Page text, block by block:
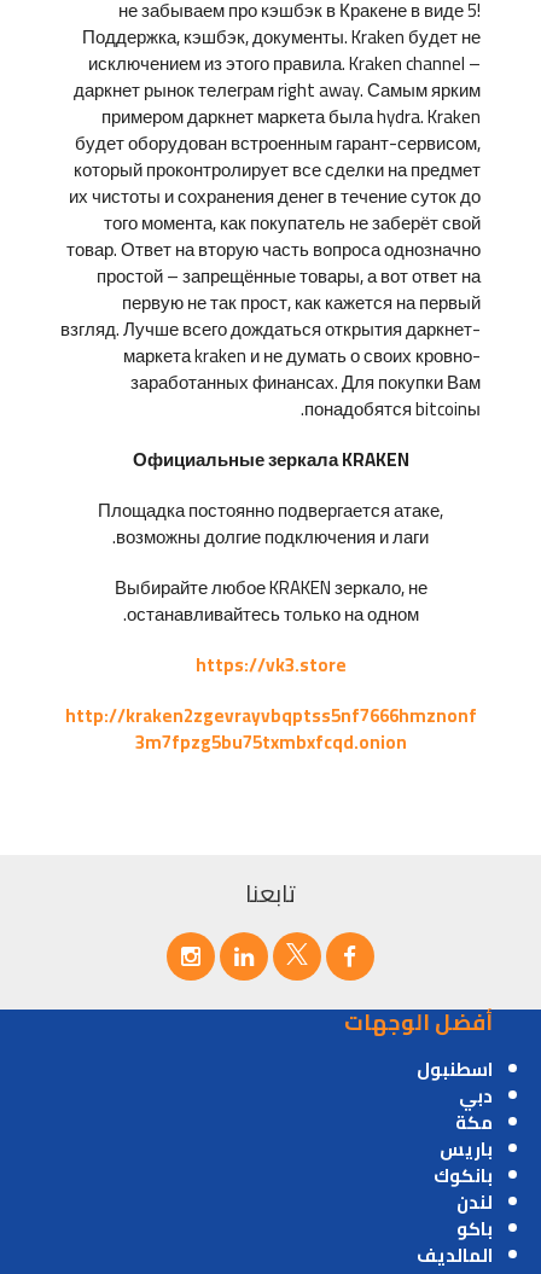
не забываем про кэшбэк в Кракене в виде 5!
Поддержка, кэшбэк, документы. Kraken будет не
исключением из этого правила. Kraken channel –
даркнет рынок телеграм right away. Самым ярким
примером даркнет маркета была hydra. Kraken
будет оборудован встроенным гарант-сервисом,
который проконтролирует все сделки на предмет
их чистоты и сохранения денег в течение суток до
того момента, как покупатель не заберёт свой
товар. Ответ на вторую часть вопроса однозначно
простой – запрещённые товары, а вот ответ на
первую не так прост, как кажется на первый
взгляд. Лучше всего дождаться открытия даркнет-
маркета kraken и не думать о своих кровно-
заработанных финансах. Для покупки Вам
понадобятся bitcoinы.
Официальные зеркала KRAKEN
Площадка постоянно подвергается атаке,
возможны долгие подключения и лаги.
Выбирайте любое KRAKEN зеркало, не
останавливайтесь только на одном.
https://vk3.store
http://kraken2zgevrayvbqptss5nf7666hmznonf
3m7fpzg5bu75txmbxfcqd.onion
تابعنا
أفضل الوجهات
اسطنبول
دبي
مكة
باريس
بانكوك
لندن
باكو
المالديف